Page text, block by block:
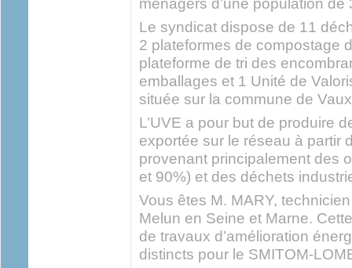
Le syndicat dispose de 11
2 plateformes de compostage
plateforme de tri des
emballages et 1 Unité de
située sur la commune de
L’UVE a pour but de produire
exportée sur le réseau à partir
provenant principalement des
et 90%) et des déchets
Vous êtes M. MARY,
Melun en Seine et Marne.
de travaux d’amélioration
distincts pour le SMITOM-